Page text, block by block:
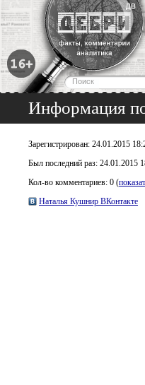
Информация
Зарегистрирован: 24.01.2015
Был последний раз: 24.01.2015
Кол-во комментариев: 0 (
Наталья Кушнир ВКонтакте